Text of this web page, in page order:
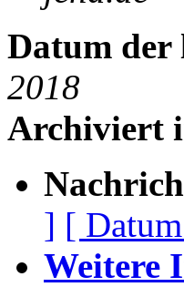
Datum der
2018
Archiviert
] [
Weitere